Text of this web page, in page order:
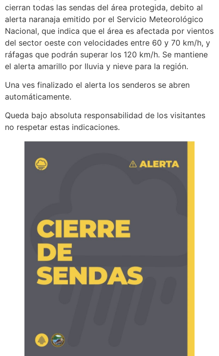
cierran todas las sendas del área protegida, debito al
alerta naranaja emitido por el Servicio Meteorológico
Nacional, que indica que el área es afectada por vientos
del sector oeste con velocidades entre 60 y 70 km/h, y
ráfagas que podrán superar los 120 km/h. Se mantiene
el alerta amarillo por lluvia y nieve para la región.
Una ves finalizado el alerta los senderos se abren
automáticamente.
Queda bajo absoluta responsabilidad de los visitantes
no respetar estas indicaciones.